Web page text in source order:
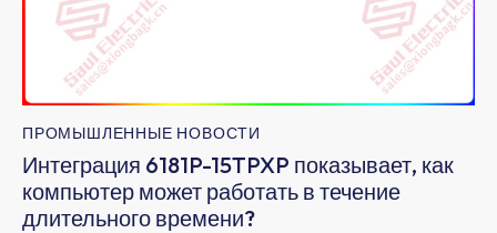
ПРОМЫШЛЕННЫЕ НОВОСТИ
Интеграция 6181P-15TPXP показывает, как
компьютер может работать в течение
длительного времени?